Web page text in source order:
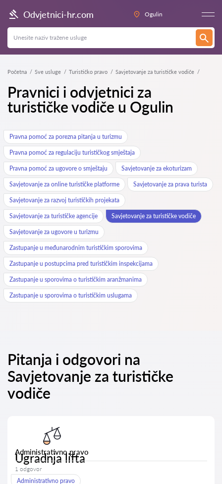
Odvjetnici-hr.com Ogulin
Početna Sve usluge Turističko pravo Savjetovanje za turističke vodiče
Pravnici i odvjetnici za
turističke vodiče u Ogulin
Pravna pomoć za porezna pitanja u turizmu
Pravna pomoć za regulaciju turističkog smještaja
Pravna pomoć za ugovore o smještaju Savjetovanje za ekoturizam
Savjetovanje za online turističke platforme Savjetovanje za prava turista
Savjetovanje za razvoj turističkih projekata
Savjetovanje za turističke agencije Savjetovanje za turističke vodiče
Savjetovanje za ugovore u turizmu
Zastupanje u međunarodnim turističkim sporovima
Zastupanje u postupcima pred turističkim inspekcijama
Zastupanje u sporovima o turističkim aranžmanima
Zastupanje u sporovima o turističkim uslugama
Pitanja i odgovori na
Savjetovanje za turističke
vodiče
Administrativno pravo
Ugradnja lifta
1 odgovor
Administrativno pravo